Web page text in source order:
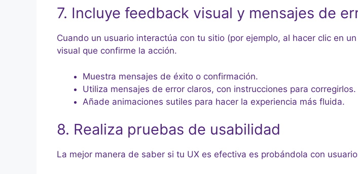
7. Incluye feedback visual y mensajes de
Cuando un usuario interactúa con tu sitio (por ejemplo, al hacer clic en
visual que confirme la acción.
Muestra mensajes de éxito o confirmación.
Utiliza mensajes de error claros, con instrucciones para corregirlos.
Añade animaciones sutiles para hacer la experiencia más fluida.
8. Realiza pruebas de usabilidad
La mejor manera de saber si tu UX es efectiva es probándola con